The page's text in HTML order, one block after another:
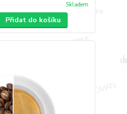
Skladem
Přidat do košíku